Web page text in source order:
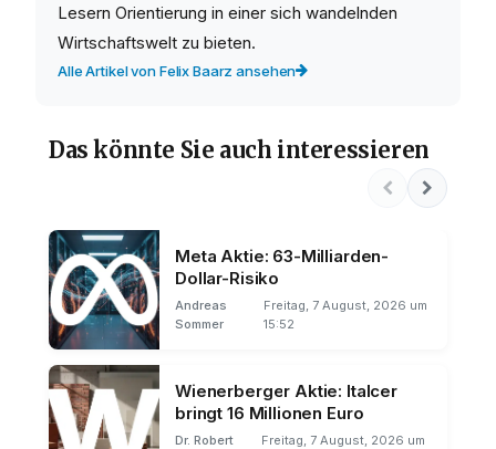
Lesern Orientierung in einer sich wandelnden
Wirtschaftswelt zu bieten.
Alle Artikel von Felix Baarz ansehen
Das könnte Sie auch interessieren
Meta Aktie: 63-Milliarden-
Dollar-Risiko
Andreas
Sommer
Freitag, 7 August, 2026 um
15:52
Wienerberger Aktie: Italcer
bringt 16 Millionen Euro
Dr. Robert
Freitag, 7 August, 2026 um